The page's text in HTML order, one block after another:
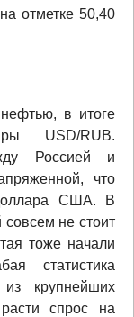
отметке 50,40
в итоге
USD/RUB.
Россией и
что
США. В
совсем не стоит
тоже начали
статистика
крупнейших
спрос на